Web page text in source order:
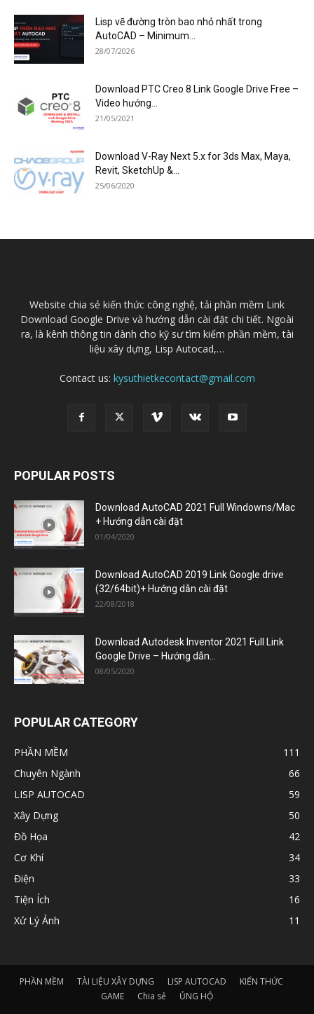
Lisp vẽ đường tròn bao nhỏ nhất trong
AutoCAD – Minimum...
28/07/2026
Download PTC Creo 8 Link Google Drive Free –
Video hướng...
21/05/2021
Download V-Ray Next 5.x for 3ds Max, Maya,
Revit, SketchUp &...
25/06/2020
Website chia sẻ kiến thức công nghệ, tải phần mềm Link
Download Google Drive và hướng dẫn cài đặt chi tiết. Ngoài
ra, là kênh thông tin dành cho kỹ sư tìm kiếm phần mềm, tài
liệu xây dựng, Lisp Autocad,…
Contact us: kysuthietkecontact@gmail.com
POPULAR POSTS
Download AutoCAD 2021 Full Windowns/Mac
+ Hướng dẫn cài đặt
01/04/2020
Download AutoCAD 2019 Link Google drive
(32/64bit)+ Hướng dẫn cài đặt
22/08/2018
Download Autodesk Inventor 2021 Full Link
Google Drive – Hướng dẫn...
08/05/2020
POPULAR CATEGORY
PHẦN MỀM
111
Chuyên Ngành
66
LISP AUTOCAD
59
Xây Dựng
50
Đồ Họa
42
Cơ Khí
34
Điện
33
Tiện Ích
16
Xử Lý Ảnh
11
PHẦN MỀM TÀI LIỆU XÂY DỰNG LISP AUTOCAD
KIẾN THỨC
GAME
Chia sẻ ỦNG HỘ